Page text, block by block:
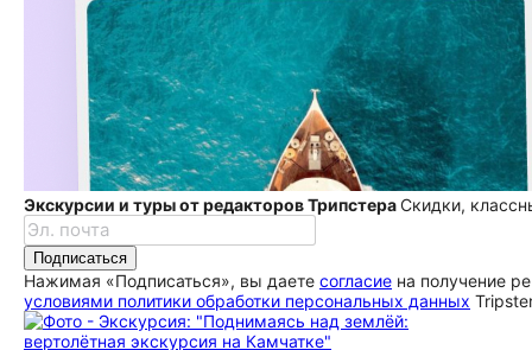
Экскурсии и туры от редакторов ТрипстераСкидки,
Подписаться
Нажимая «Подписаться», вы даете согласие на получение
условиями политики обработки персональных данных